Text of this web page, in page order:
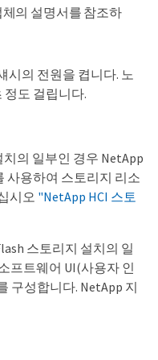
의 설명서를 참조하
시의 전원을 켭니다. 노
정도 걸립니다.
치의 일부인 경우 NetApp
사용하여 스토리지 리소
시오 "NetApp HCI 스토
스토리지 설치의 일
프트웨어 UI(사용자 인
구성합니다. NetApp 지